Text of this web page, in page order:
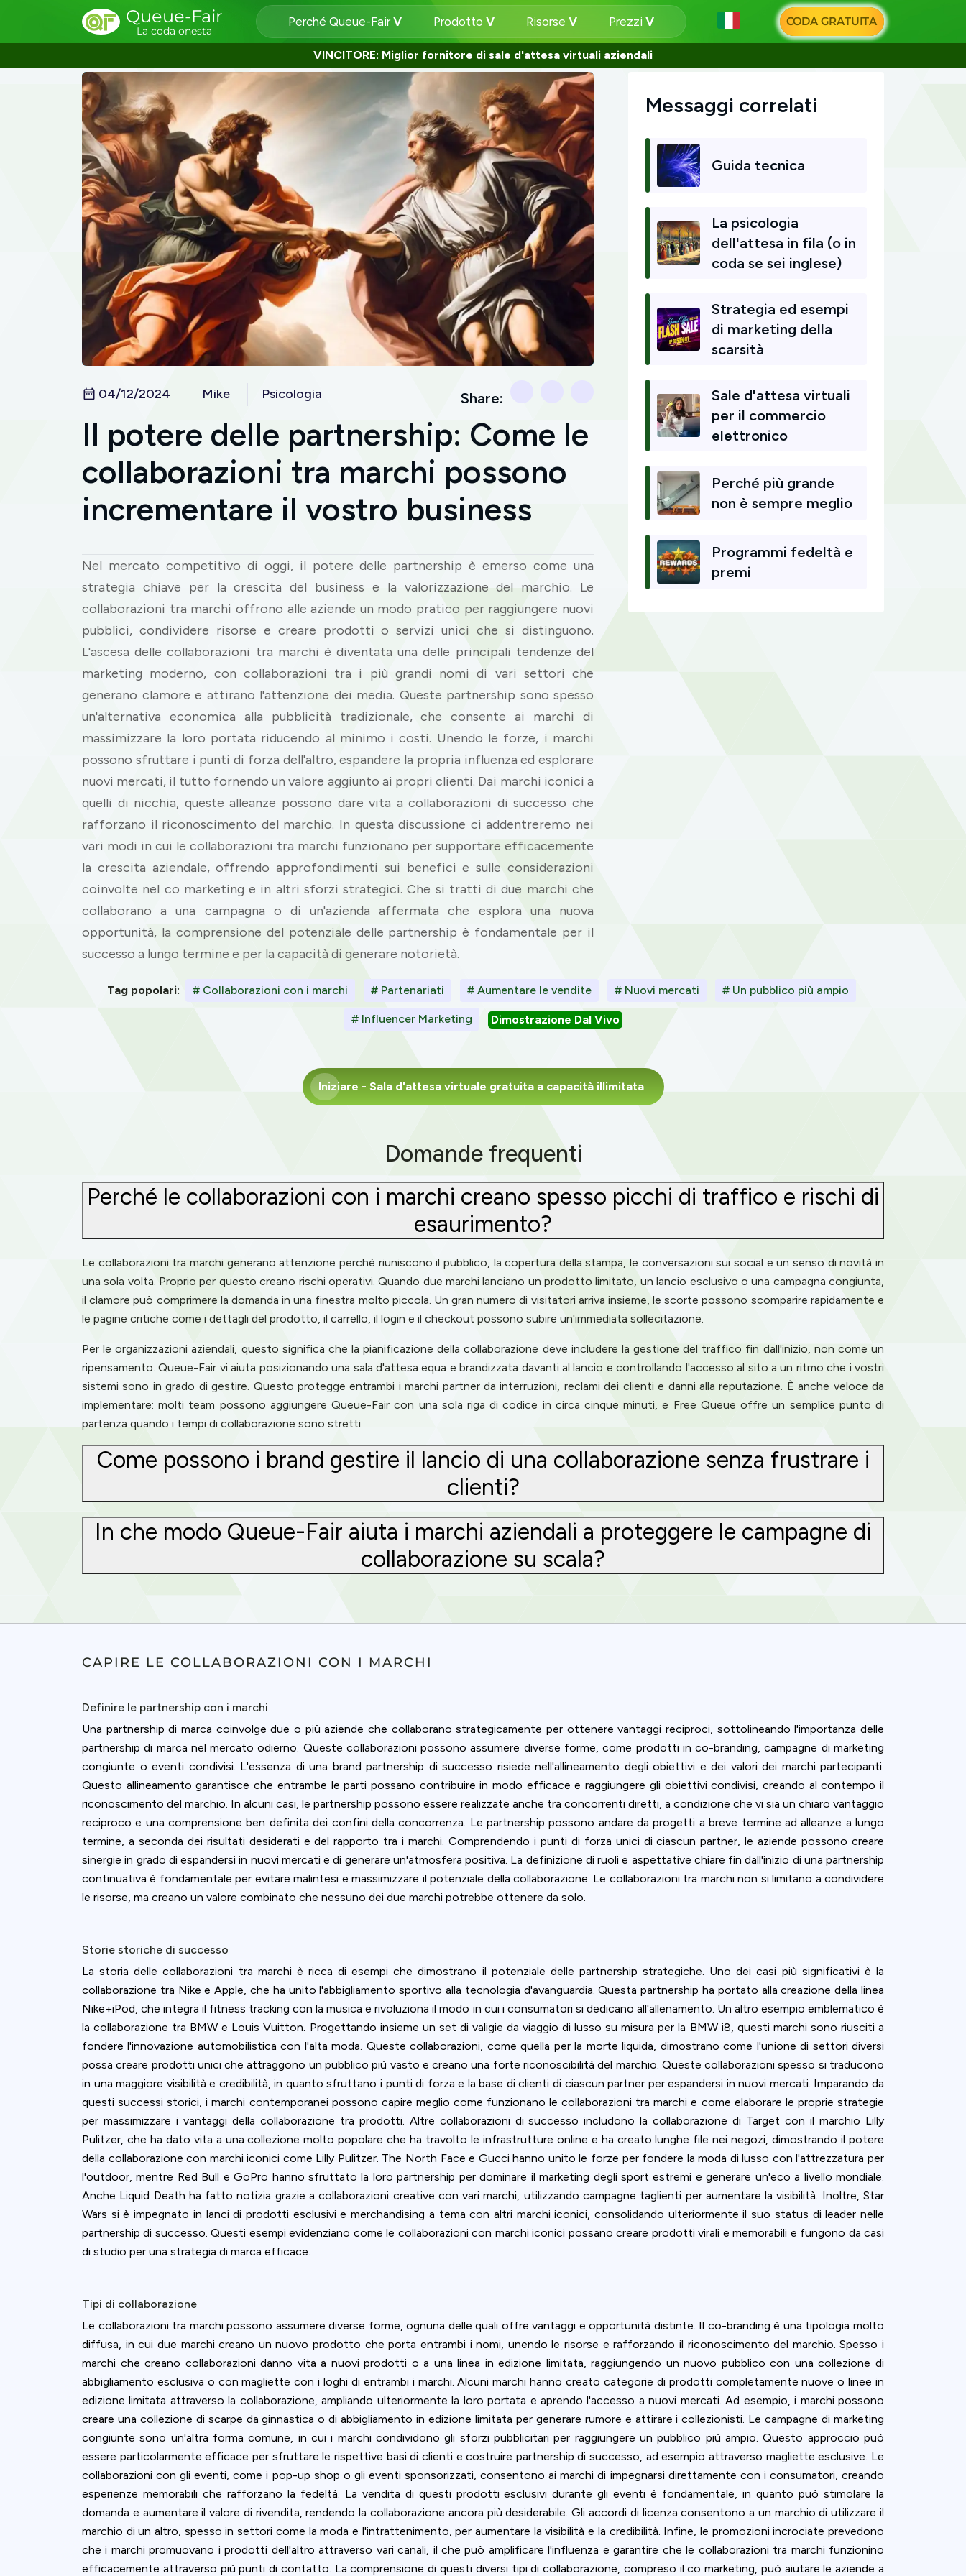
Queue-Fair
La coda onesta
Perché Queue-Fair Prodotto Risorse Prezzi CODA GRATUITA
VINCITORE: Miglior fornitore di sale d'attesa virtuali aziendali
04/12/2024 Mike Psicologia Share:
Il potere delle partnership: Come le
collaborazioni tra marchi possono
incrementare il vostro business
Nel mercato competitivo di oggi, il potere delle partnership è emerso come una
strategia chiave per la crescita del business e la valorizzazione del marchio. Le
collaborazioni tra marchi offrono alle aziende un modo pratico per raggiungere nuovi
pubblici, condividere risorse e creare prodotti o servizi unici che si distinguono.
L'ascesa delle collaborazioni tra marchi è diventata una delle principali tendenze del
marketing moderno, con collaborazioni tra i più grandi nomi di vari settori che
generano clamore e attirano l'attenzione dei media. Queste partnership sono spesso
un'alternativa economica alla pubblicità tradizionale, che consente ai marchi di
massimizzare la loro portata riducendo al minimo i costi. Unendo le forze, i marchi
possono sfruttare i punti di forza dell'altro, espandere la propria influenza ed esplorare
nuovi mercati, il tutto fornendo un valore aggiunto ai propri clienti. Dai marchi iconici a
quelli di nicchia, queste alleanze possono dare vita a collaborazioni di successo che
rafforzano il riconoscimento del marchio. In questa discussione ci addentreremo nei
vari modi in cui le collaborazioni tra marchi funzionano per supportare efficacemente
la crescita aziendale, offrendo approfondimenti sui benefici e sulle considerazioni
coinvolte nel co marketing e in altri sforzi strategici. Che si tratti di due marchi che
collaborano a una campagna o di un'azienda affermata che esplora una nuova
opportunità, la comprensione del potenziale delle partnership è fondamentale per il
successo a lungo termine e per la capacità di generare notorietà.
Messaggi correlati
Guida tecnica
La psicologia
dell'attesa in fila (o in
coda se sei inglese)
Strategia ed esempi
di marketing della
scarsità
Sale d'attesa virtuali
per il commercio
elettronico
Perché più grande
non è sempre meglio
Programmi fedeltà e
premi
Tag popolari: # Collaborazioni con i marchi # Partenariati # Aumentare le vendite # Nuovi mercati # Un pubblico più ampio
# Influencer Marketing Dimostrazione Dal Vivo
Iniziare - Sala d'attesa virtuale gratuita a capacità illimitata
Domande frequenti
Perché le collaborazioni con i marchi creano spesso picchi di traffico e rischi di
esaurimento?
Le collaborazioni tra marchi generano attenzione perché riuniscono il pubblico, la copertura della stampa, le conversazioni sui social e un senso di novità in
una sola volta. Proprio per questo creano rischi operativi. Quando due marchi lanciano un prodotto limitato, un lancio esclusivo o una campagna congiunta,
il clamore può comprimere la domanda in una finestra molto piccola. Un gran numero di visitatori arriva insieme, le scorte possono scomparire rapidamente e
le pagine critiche come i dettagli del prodotto, il carrello, il login e il checkout possono subire un'immediata sollecitazione.
Per le organizzazioni aziendali, questo significa che la pianificazione della collaborazione deve includere la gestione del traffico fin dall'inizio, non come un
ripensamento. Queue-Fair vi aiuta posizionando una sala d'attesa equa e brandizzata davanti al lancio e controllando l'accesso al sito a un ritmo che i vostri
sistemi sono in grado di gestire. Questo protegge entrambi i marchi partner da interruzioni, reclami dei clienti e danni alla reputazione. È anche veloce da
implementare: molti team possono aggiungere Queue-Fair con una sola riga di codice in circa cinque minuti, e Free Queue offre un semplice punto di
partenza quando i tempi di collaborazione sono stretti.
Come possono i brand gestire il lancio di una collaborazione senza frustrare i
clienti?
In che modo Queue-Fair aiuta i marchi aziendali a proteggere le campagne di
collaborazione su scala?
CAPIRE LE COLLABORAZIONI CON I MARCHI
Definire le partnership con i marchi
Una partnership di marca coinvolge due o più aziende che collaborano strategicamente per ottenere vantaggi reciproci, sottolineando l'importanza delle
partnership di marca nel mercato odierno. Queste collaborazioni possono assumere diverse forme, come prodotti in co-branding, campagne di marketing
congiunte o eventi condivisi. L'essenza di una brand partnership di successo risiede nell'allineamento degli obiettivi e dei valori dei marchi partecipanti.
Questo allineamento garantisce che entrambe le parti possano contribuire in modo efficace e raggiungere gli obiettivi condivisi, creando al contempo il
riconoscimento del marchio. In alcuni casi, le partnership possono essere realizzate anche tra concorrenti diretti, a condizione che vi sia un chiaro vantaggio
reciproco e una comprensione ben definita dei confini della concorrenza. Le partnership possono andare da progetti a breve termine ad alleanze a lungo
termine, a seconda dei risultati desiderati e del rapporto tra i marchi. Comprendendo i punti di forza unici di ciascun partner, le aziende possono creare
sinergie in grado di espandersi in nuovi mercati e di generare un'atmosfera positiva. La definizione di ruoli e aspettative chiare fin dall'inizio di una partnership
continuativa è fondamentale per evitare malintesi e massimizzare il potenziale della collaborazione. Le collaborazioni tra marchi non si limitano a condividere
le risorse, ma creano un valore combinato che nessuno dei due marchi potrebbe ottenere da solo.
Storie storiche di successo
La storia delle collaborazioni tra marchi è ricca di esempi che dimostrano il potenziale delle partnership strategiche. Uno dei casi più significativi è la
collaborazione tra Nike e Apple, che ha unito l'abbigliamento sportivo alla tecnologia d'avanguardia. Questa partnership ha portato alla creazione della linea
Nike+iPod, che integra il fitness tracking con la musica e rivoluziona il modo in cui i consumatori si dedicano all'allenamento. Un altro esempio emblematico è
la collaborazione tra BMW e Louis Vuitton. Progettando insieme un set di valigie da viaggio di lusso su misura per la BMW i8, questi marchi sono riusciti a
fondere l'innovazione automobilistica con l'alta moda. Queste collaborazioni, come quella per la morte liquida, dimostrano come l'unione di settori diversi
possa creare prodotti unici che attraggono un pubblico più vasto e creano una forte riconoscibilità del marchio. Queste collaborazioni spesso si traducono
in una maggiore visibilità e credibilità, in quanto sfruttano i punti di forza e la base di clienti di ciascun partner per espandersi in nuovi mercati. Imparando da
questi successi storici, i marchi contemporanei possono capire meglio come funzionano le collaborazioni tra marchi e come elaborare le proprie strategie
per massimizzare i vantaggi della collaborazione tra prodotti. Altre collaborazioni di successo includono la collaborazione di Target con il marchio Lilly
Pulitzer, che ha dato vita a una collezione molto popolare che ha travolto le infrastrutture online e ha creato lunghe file nei negozi, dimostrando il potere
della collaborazione con marchi iconici come Lilly Pulitzer. The North Face e Gucci hanno unito le forze per fondere la moda di lusso con l'attrezzatura per
l'outdoor, mentre Red Bull e GoPro hanno sfruttato la loro partnership per dominare il marketing degli sport estremi e generare un'eco a livello mondiale.
Anche Liquid Death ha fatto notizia grazie a collaborazioni creative con vari marchi, utilizzando campagne taglienti per aumentare la visibilità. Inoltre, Star
Wars si è impegnato in lanci di prodotti esclusivi e merchandising a tema con altri marchi iconici, consolidando ulteriormente il suo status di leader nelle
partnership di successo. Questi esempi evidenziano come le collaborazioni con marchi iconici possano creare prodotti virali e memorabili e fungono da casi
di studio per una strategia di marca efficace.
Tipi di collaborazione
Le collaborazioni tra marchi possono assumere diverse forme, ognuna delle quali offre vantaggi e opportunità distinte. Il co-branding è una tipologia molto
diffusa, in cui due marchi creano un nuovo prodotto che porta entrambi i nomi, unendo le risorse e rafforzando il riconoscimento del marchio. Spesso i
marchi che creano collaborazioni danno vita a nuovi prodotti o a una linea in edizione limitata, raggiungendo un nuovo pubblico con una collezione di
abbigliamento esclusiva o con magliette con i loghi di entrambi i marchi. Alcuni marchi hanno creato categorie di prodotti completamente nuove o linee in
edizione limitata attraverso la collaborazione, ampliando ulteriormente la loro portata e aprendo l'accesso a nuovi mercati. Ad esempio, i marchi possono
creare una collezione di scarpe da ginnastica o di abbigliamento in edizione limitata per generare rumore e attirare i collezionisti. Le campagne di marketing
congiunte sono un'altra forma comune, in cui i marchi condividono gli sforzi pubblicitari per raggiungere un pubblico più ampio. Questo approccio può
essere particolarmente efficace per sfruttare le rispettive basi di clienti e costruire partnership di successo, ad esempio attraverso magliette esclusive. Le
collaborazioni con gli eventi, come i pop-up shop o gli eventi sponsorizzati, consentono ai marchi di impegnarsi direttamente con i consumatori, creando
esperienze memorabili che rafforzano la fedeltà. La vendita di questi prodotti esclusivi durante gli eventi è fondamentale, in quanto può stimolare la
domanda e aumentare il valore di rivendita, rendendo la collaborazione ancora più desiderabile. Gli accordi di licenza consentono a un marchio di utilizzare il
marchio di un altro, spesso in settori come la moda e l'intrattenimento, per aumentare la visibilità e la credibilità. Infine, le promozioni incrociate prevedono
che i marchi promuovano i prodotti dell'altro attraverso vari canali, il che può amplificare l'influenza e garantire che le collaborazioni tra marchi funzionino
efficacemente attraverso più punti di contatto. La comprensione di questi diversi tipi di collaborazione, compreso il co marketing, può aiutare le aziende a
Cookies & Privacy